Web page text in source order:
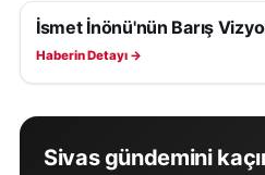
SAĞLIK
İsmet İnönü'nün Barış
Haberin Detayı →
Sivas gündemini